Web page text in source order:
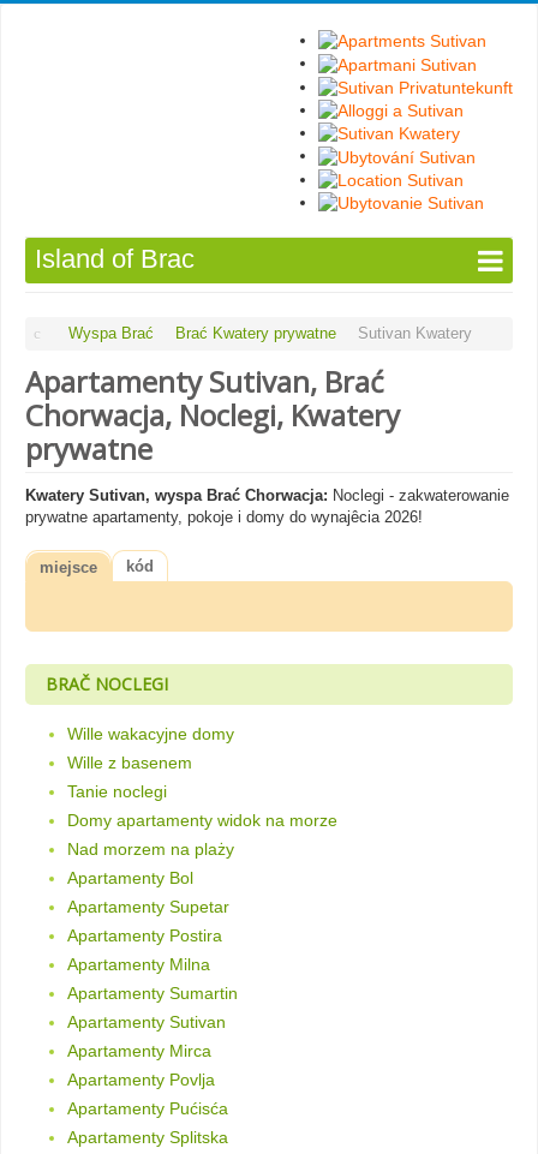
Island of Brac
Wyspa Brać Brać Kwatery prywatne Sutivan Kwatery
Apartamenty Sutivan, Brać
Chorwacja, Noclegi, Kwatery
prywatne
Kwatery Sutivan, wyspa Brać Chorwacja: Noclegi - zakwaterowanie
prywatne apartamenty, pokoje i domy do wynajêcia 2026!
miejsce kód
BRAČ NOCLEGI
Wille wakacyjne domy
Wille z basenem
Tanie noclegi
Domy apartamenty widok na morze
Nad morzem na plaży
Apartamenty Bol
Apartamenty Supetar
Apartamenty Postira
Apartamenty Milna
Apartamenty Sumartin
Apartamenty Sutivan
Apartamenty Mirca
Apartamenty Povlja
Apartamenty Pućisća
Apartamenty Splitska